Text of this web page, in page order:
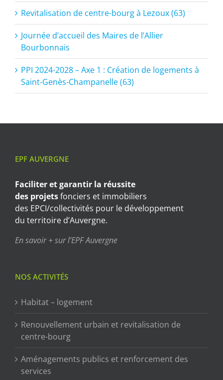
Revitalisation de centre-bourg à Lezoux (63)
Journée d’accueil des Maires de l’Allier
Bourbonnais
PPI 2024-2028 – Axe 1 : Création de logements à
Saint-Genès-Champanelle (63)
EPF AUVERGNE
Faciliter et garantir la réussite
des projetsfonciers et immobiliers
des EPCI/collectivités pour le développement
du territoire d’Auvergne.
En savoir + sur l’EPF Auvergne
NOS ACTIVITÉS
Habitat – logement
Renouvellement urbain et revitalisation de
centre-bourg
Aménagements publics et renforcement des
services